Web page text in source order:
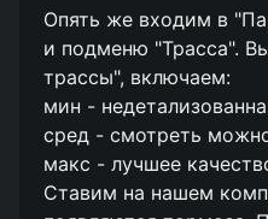
Опять же входим в
и подменю "Трасса".
трассы", включаем:
мин -
сред - смотреть
макс - лучшее
Ставим на нашем